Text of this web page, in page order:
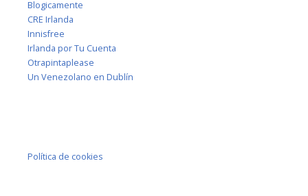
Blogicamente
CRE Irlanda
Innisfree
Irlanda por Tu Cuenta
Otrapintaplease
Un Venezolano en Dublín
Política de cookies